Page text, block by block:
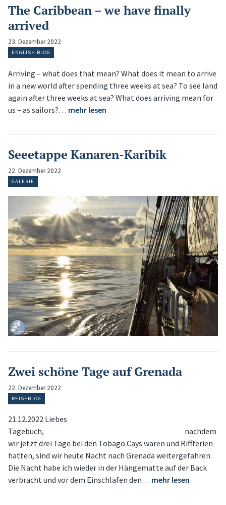
The Caribbean – we have finally
arrived
23. Dezember 2022
ENGLISH BLOG
Arriving – what does that mean? What does it mean to arrive
in a new world after spending three weeks at sea? To see land
again after three weeks at sea? What does arriving mean for
us – as sailors?… mehr lesen
Seeetappe Kanaren-Karibik
22. Dezember 2022
GALERIE
Zwei schöne Tage auf Grenada
22. Dezember 2022
REISEBLOG
21.12.2022 Liebes
Tagebuch, nachdem
wir jetzt drei Tage bei den Tobago Cays waren und Riffferien
hatten, sind wir heute Nacht nach Grenada weitergefahren.
Die Nacht habe ich wieder in der Hängematte auf der Back
verbracht und vor dem Einschlafen den… mehr lesen